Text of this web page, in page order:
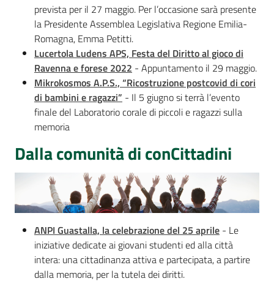
prevista per il 27 maggio. Per l’occasione sarà presente
la Presidente Assemblea Legislativa Regione Emilia-
Romagna, Emma Petitti.
Lucertola Ludens APS, Festa del Diritto al gioco di
Ravenna e forese 2022 - Appuntamento il 29 maggio.
Mikrokosmos A.P.S., “Ricostruzione postcovid di cori
di bambini e ragazzi” - Il 5 giugno si terrà l’evento
finale del Laboratorio corale di piccoli e ragazzi sulla
memoria
Dalla comunità di conCittadini
ANPI Guastalla, la celebrazione del 25 aprile - Le
iniziative dedicate ai giovani studenti ed alla città
intera: una cittadinanza attiva e partecipata, a partire
dalla memoria, per la tutela dei diritti.